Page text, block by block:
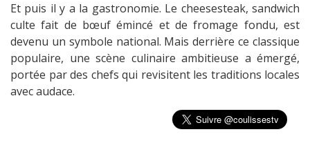
Et puis il y a la gastronomie. Le cheesesteak, sandwich
culte fait de bœuf émincé et de fromage fondu, est
devenu un symbole national. Mais derrière ce classique
populaire, une scène culinaire ambitieuse a émergé,
portée par des chefs qui revisitent les traditions locales
avec audace.